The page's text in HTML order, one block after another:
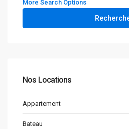
More Search Options
Nos Locations
Appartement
Bateau